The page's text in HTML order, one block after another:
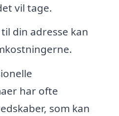
vil tage.
din adresse kan
har ofte
som kan